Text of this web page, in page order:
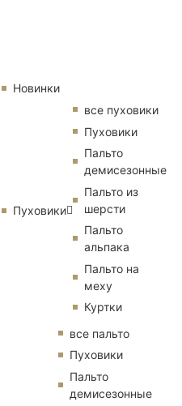
Новинки
Пуховики
все пуховики
Пуховики
Пальто
демисезонные
Пальто из
шерсти
Пальто
альпака
Пальто на
меху
Куртки
все пальто
Пуховики
Пальто
демисезонные